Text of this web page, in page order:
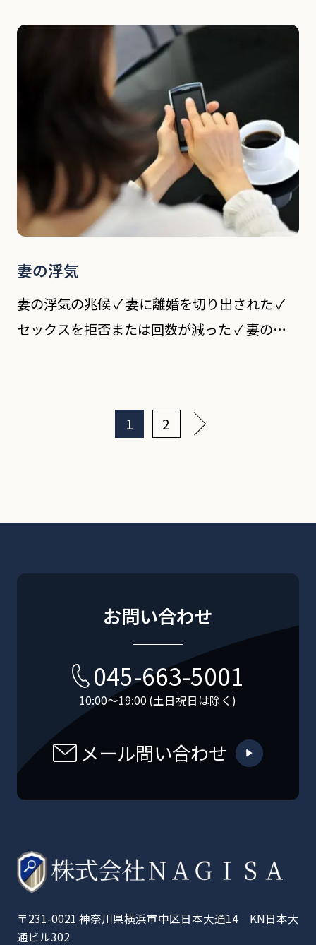
変わらなくなりました。妻の浮気と異なり、夫
の浮気は前々から感ずいていたんですが、全
く、夫に改善 […]
妻の浮気
妻の浮気の兆候 ✓ 妻に離婚を切り出された ✓
セックスを拒否または回数が減った ✓ 妻の帰
不審なメールのやり取りがあった ✓ 誰 […]
1
2
お問い合わせ
045-663-5001
10:00〜19:00 (土日祝日は除く)
メール問い合わせ
〒231-0021 神奈川県横浜市中区日本大通14 KN日本大
通ビル302